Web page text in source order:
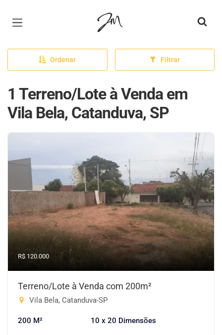
Página inicial
Ordenar Filtrar
1 Terreno/Lote à Venda em
Vila Bela, Catanduva, SP
R$ 120.000
Terreno/Lote à Venda com 200m²
Vila Bela, Catanduva-SP
200 M² 10 x 20 Dimensões